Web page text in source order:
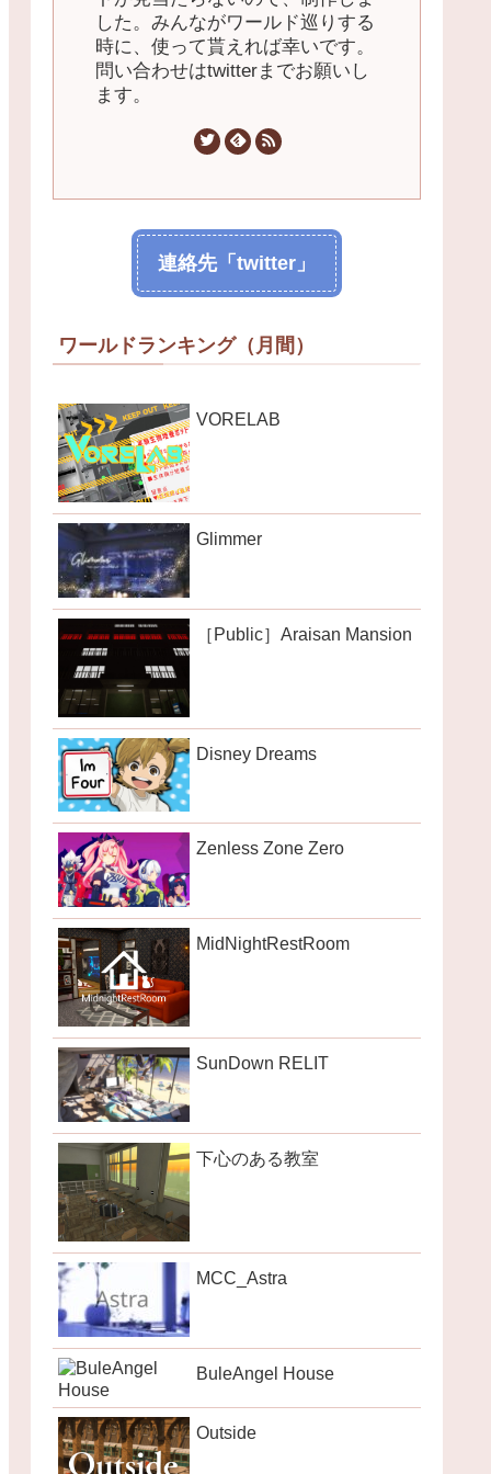
した。みんながワールド巡りする
時に、使って貰えれば幸いです。
問い合わせはtwitterまでお願いし
ます。
連絡先「twitter」
ワールドランキング（月間）
VORELAB
Glimmer
［Public］Araisan Mansion
Disney Dreams
Zenless Zone Zero
MidNightRestRoom
SunDown RELIT
下心のある教室
MCC_Astra
BuleAngel House
Outside